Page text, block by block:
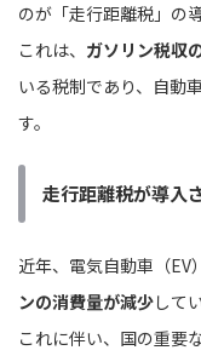
のが「走行距離税」の
これは、 ガソリン税収
いる税制であり、自動
す。
走行距離税が導入
近年、電気自動車（EV
ンの消費量が減少して
これに伴い、国の重要